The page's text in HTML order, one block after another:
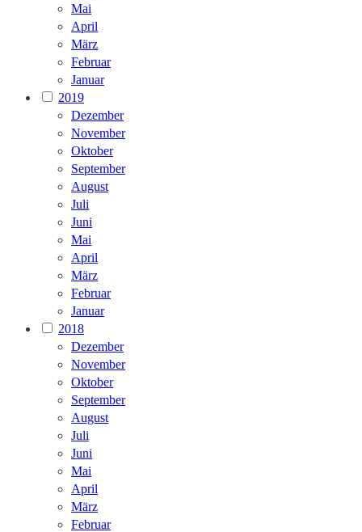
Mai
April
März
Februar
Januar
2019
Dezember
November
Oktober
September
August
Juli
Juni
Mai
April
März
Februar
Januar
2018
Dezember
November
Oktober
September
August
Juli
Juni
Mai
April
März
Februar